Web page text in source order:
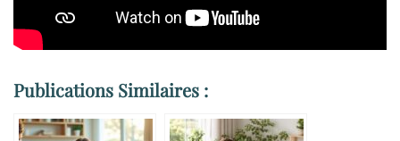
Publications Similaires :